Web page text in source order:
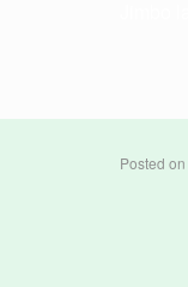
Posted on